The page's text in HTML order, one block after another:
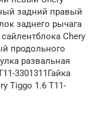
задний правый
заднего рычага
Chery
продольного
развальная
3301311Гайка
Tiggo 1.6 T11-